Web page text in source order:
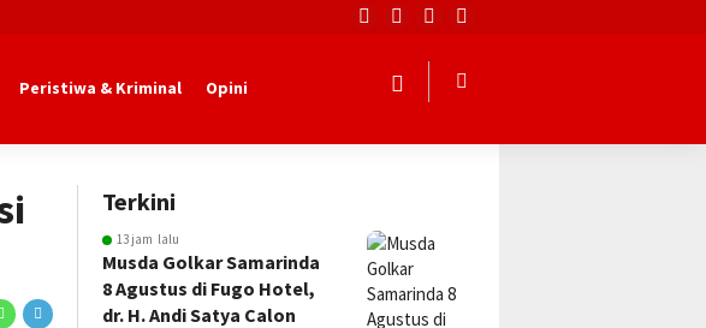
Peristiwa & Kriminal Opini
Terkini
13 jam lalu
Musda Golkar Samarinda
8 Agustus di Fugo Hotel,
dr. H. Andi Satya Calon